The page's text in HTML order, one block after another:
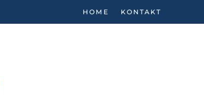
HOME KONTAKT